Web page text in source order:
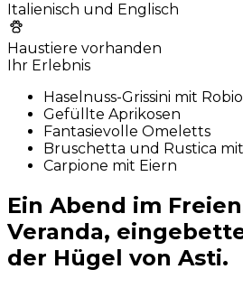
Italienisch und Englisch
Haustiere vorhanden
Ihr Erlebnis
Haselnuss-Grissini mit
Gefüllte Aprikosen
Fantasievolle Omeletts
Bruschetta und Rustica
Carpione mit Eiern
Ein Abend im
Veranda,
der Hügel von Asti.